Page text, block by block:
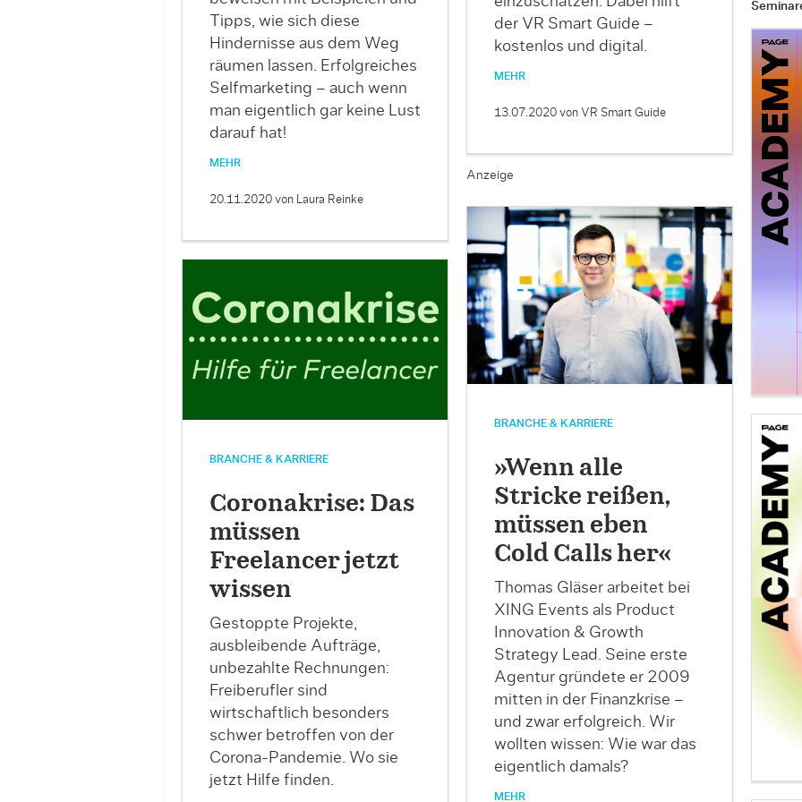
Tipps, wie sich diese
Hindernisse aus dem Weg
räumen lassen. Erfolgreiches
Selfmarketing – auch wenn
man eigentlich gar keine Lust
darauf hat!
MEHR
20.11.2020 von Laura Reinke
der VR Smart Guide –
kostenlos und digital.
MEHR
13.07.2020 von VR Smart Guide
BRANCHE & KARRIERE
Coronakrise: Das
müssen
Freelancer jetzt
wissen
Gestoppte Projekte,
ausbleibende Aufträge,
unbezahlte Rechnungen:
Freiberufler sind
wirtschaftlich besonders
schwer betroffen von der
Corona-Pandemie. Wo sie
jetzt Hilfe finden.
Anzeige
BRANCHE & KARRIERE
»Wenn alle
Stricke reißen,
müssen eben
Cold Calls her«
Thomas Gläser arbeitet bei
XING Events als Product
Innovation & Growth
Strategy Lead. Seine erste
Agentur gründete er 2009
mitten in der Finanzkrise –
und zwar erfolgreich. Wir
wollten wissen: Wie war das
eigentlich damals?
MEHR